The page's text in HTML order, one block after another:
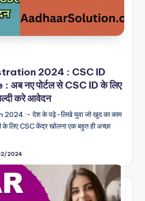
2024 : CSC ID
नए पोर्टल से CSC ID के लिए
करे आवेदन
2024 :- देश के पढ़े-लिखे युवा जो खुद का काम
के लिए CSC केंद्र खोलना एक बहुत ही अच्छा
2024